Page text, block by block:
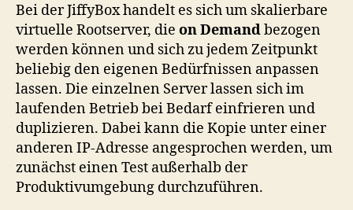
Bei der JiffyBox handelt es sich um skalierbare
virtuelle Rootserver, die on Demandbezogen
werden können und sich zu jedem Zeitpunkt
beliebig den eigenen Bedürfnissen anpassen
lassen. Die einzelnen Server lassen sich im
laufenden Betrieb bei Bedarf einfrieren und
duplizieren. Dabei kann die Kopie unter einer
anderen IP-Adresse angesprochen werden, um
zunächst einen Test außerhalb der
Produktivumgebung durchzuführen.